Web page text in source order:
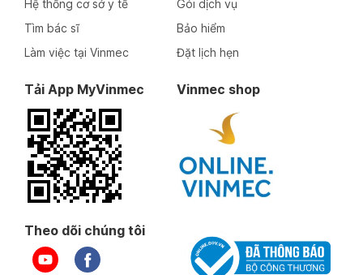
Hệ thống cơ sở y tế
Tìm bác sĩ
Làm việc tại Vinmec
Gói dịch vụ
Bảo hiểm
Đặt lịch hẹn
Tải App MyVinmec Vinmec shop
Theo dõi chúng tôi